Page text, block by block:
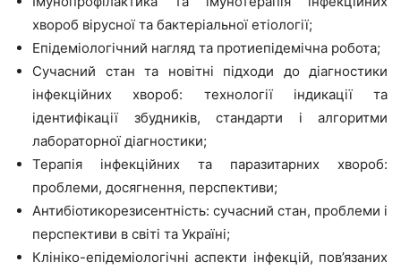
хвороб вірусної та бактеріальної етіології;
Епідеміологічний нагляд та протиепідемічна робота;
Сучасний стан та новітні підходи до діагностики
інфекційних хвороб: технології індикації та
ідентифікації збудників, стандарти і алгоритми
лабораторної діагностики;
Терапія інфекційних та паразитарних хвороб:
проблеми, досягнення, перспективи;
Антибіотикорезисентність: сучасний стан, проблеми і
перспективи в світі та Україні;
Клініко-епідеміологічні аспекти інфекцій, пов’язаних